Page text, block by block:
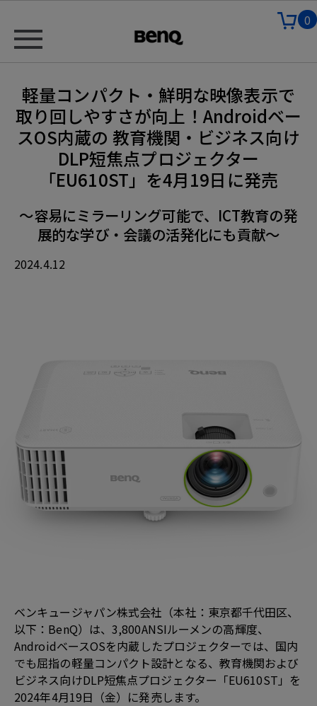
0
軽量コンパクト・鮮明な映像表示で
取り回しやすさが向上！Androidベー
スOS内蔵の 教育機関・ビジネス向け
DLP短焦点プロジェクター
「EU610ST」を4月19日に発売
～容易にミラーリング可能で、ICT教育の発
展的な学び・会議の活発化にも貢献～
2024.4.12
ベンキュージャパン株式会社（本社：東京都千代田区、
以下：BenQ）は、3,800ANSIルーメンの高輝度、
AndroidベースOSを内蔵したプロジェクターでは、国内
でも屈指の軽量コンパクト設計となる、教育機関および
ビジネス向けDLP短焦点プロジェクター「EU610ST」を
2024年4月19日（金）に発売します。